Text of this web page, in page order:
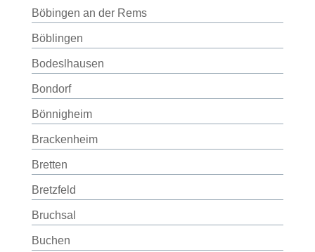
Böbingen an der Rems
Böblingen
Bodeslhausen
Bondorf
Bönnigheim
Brackenheim
Bretten
Bretzfeld
Bruchsal
Buchen